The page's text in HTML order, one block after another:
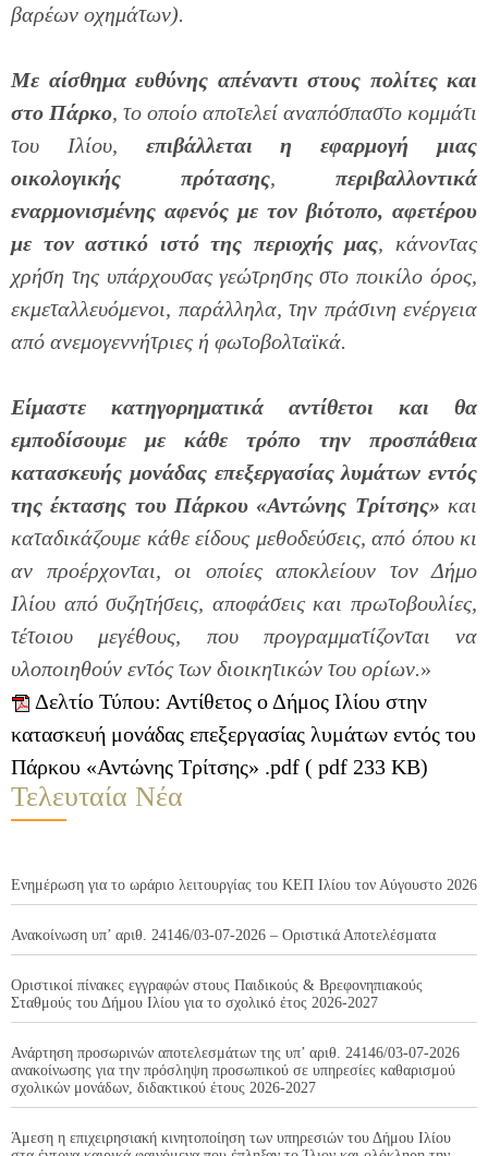
βαρέων οχημάτων).
Με αίσθημα ευθύνης απέναντι στους πολίτες και
στο Πάρκο, το οποίο αποτελεί αναπόσπαστο κομμάτι
του Ιλίου, επιβάλλεται η εφαρμογή μιας
οικολογικής πρότασης, περιβαλλοντικά
εναρμονισμένης αφενός με τον βιότοπο, αφετέρου
με τον αστικό ιστό της περιοχής μας, κάνοντας
χρήση της υπάρχουσας γεώτρησης στο ποικίλο όρος,
εκμεταλλευόμενοι, παράλληλα, την πράσινη ενέργεια
από ανεμογεννήτριες ή φωτοβολταϊκά.
Είμαστε κατηγορηματικά αντίθετοι και θα
εμποδίσουμε με κάθε τρόπο την προσπάθεια
κατασκευής μονάδας επεξεργασίας λυμάτων εντός
της έκτασης του Πάρκου «Αντώνης Τρίτσης» και
καταδικάζουμε κάθε είδους μεθοδεύσεις, από όπου κι
αν προέρχονται, οι οποίες αποκλείουν τον Δήμο
Ιλίου από συζητήσεις, αποφάσεις και πρωτοβουλίες,
τέτοιου μεγέθους, που προγραμματίζονται να
υλοποιηθούν εντός των διοικητικών του ορίων.»
Δελτίο Τύπου: Αντίθετος ο Δήμος Ιλίου στην
κατασκευή μονάδας επεξεργασίας λυμάτων εντός του
Πάρκου «Αντώνης Τρίτσης» .pdf ( pdf 233 KB)
Τελευταία Νέα
Ενημέρωση για το ωράριο λειτουργίας του ΚΕΠ Ιλίου τον Αύγουστο 2026
Ανακοίνωση υπ’ αριθ. 24146/03-07-2026 – Οριστικά Αποτελέσματα
Οριστικοί πίνακες εγγραφών στους Παιδικούς & Βρεφονηπιακούς
Σταθμούς του Δήμου Ιλίου για το σχολικό έτος 2026-2027
Ανάρτηση προσωρινών αποτελεσμάτων της υπ’ αριθ. 24146/03-07-2026
ανακοίνωσης για την πρόσληψη προσωπικού σε υπηρεσίες καθαρισμού
σχολικών μονάδων, διδακτικού έτους 2026-2027
Άμεση η επιχειρησιακή κινητοποίηση των υπηρεσιών του Δήμου Ιλίου